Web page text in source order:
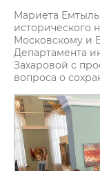
Мариета
исторического
Московскому и
Департамента
Захаровой с
вопроса о